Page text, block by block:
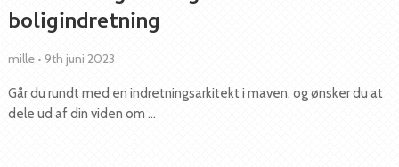
boligindretning
mille • 9th juni 2023
Går du rundt med en indretningsarkitekt i maven, og ønsker du at
dele ud af din viden om …